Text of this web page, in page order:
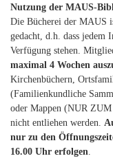
Nutzung der MAUS-
Die Bücherei der MAUS
gedacht, d.h. dass jedem
Verfügung stehen.
maximal 4 Wochen
Kirchenbüchern,
(Familienkundliche
oder Mappen (NUR
nicht entliehen werden.
nur zu den
16.00 Uhr erfolgen.